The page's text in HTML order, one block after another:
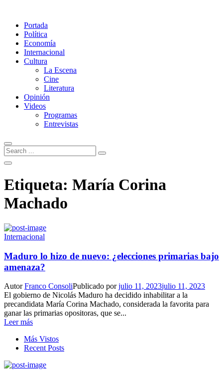
Portada
Política
Economía
Internacional
Cultura
La Escena
Cine
Literatura
Opinión
Videos
Programas
Entrevistas
Etiqueta: María Corina
Machado
Internacional
Maduro lo hizo de nuevo: ¿elecciones primarias bajo
amenaza?
AutorFranco ConsoliPublicado porjulio 11, 2023julio 11, 2023
El gobierno de Nicolás Maduro ha decidido inhabilitar a la
precandidata María Corina Machado, considerada la favorita para
ganar las primarias opositoras, que se...
Leer más
Más Vistos
Recent Posts